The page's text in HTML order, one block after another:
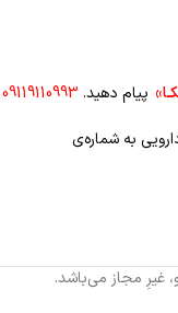
پیام دهید. 09119110993
به شماره‌ی
غیرِ مجاز می‌باشد.